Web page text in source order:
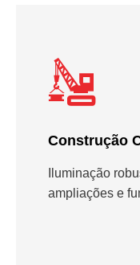
Construção
Iluminação
ampliações e